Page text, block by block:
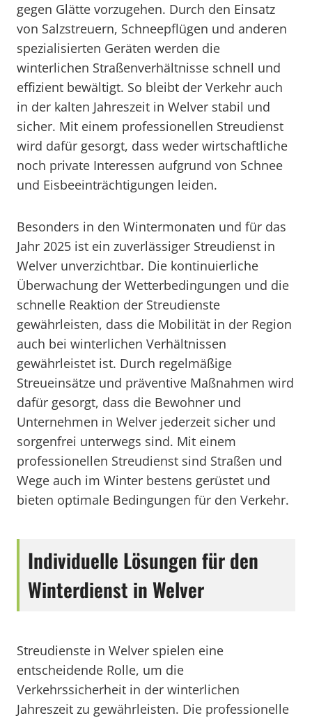
gegen Glätte vorzugehen. Durch den Einsatz
von Salzstreuern, Schneepflügen und anderen
spezialisierten Geräten werden die
winterlichen Straßenverhältnisse schnell und
effizient bewältigt. So bleibt der Verkehr auch
in der kalten Jahreszeit in Welver stabil und
sicher. Mit einem professionellen Streudienst
wird dafür gesorgt, dass weder wirtschaftliche
noch private Interessen aufgrund von Schnee
und Eisbeeinträchtigungen leiden.
Besonders in den Wintermonaten und für das
Jahr 2025 ist ein zuverlässiger Streudienst in
Welver unverzichtbar. Die kontinuierliche
Überwachung der Wetterbedingungen und die
schnelle Reaktion der Streudienste
gewährleisten, dass die Mobilität in der Region
auch bei winterlichen Verhältnissen
gewährleistet ist. Durch regelmäßige
Streueinsätze und präventive Maßnahmen wird
dafür gesorgt, dass die Bewohner und
Unternehmen in Welver jederzeit sicher und
sorgenfrei unterwegs sind. Mit einem
professionellen Streudienst sind Straßen und
Wege auch im Winter bestens gerüstet und
bieten optimale Bedingungen für den Verkehr.
Individuelle Lösungen für den
Winterdienst in Welver
Streudienste in Welver spielen eine
entscheidende Rolle, um die
Verkehrssicherheit in der winterlichen
Jahreszeit zu gewährleisten. Die professionelle